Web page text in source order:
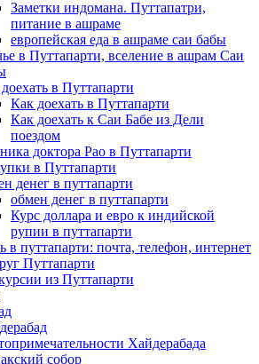
Заметки индомана. Путтапатри,
питание в ашраме
европейская еда в ашраме саи бабы
в Путтапарти, вселение в ашрам Саи
в Путтапарти
Как доехать в Путтапарти
Как доехать к Саи Бабе из Дели
поездом
доктора Рао в Путтапарти
в Путтапарти
денег в путтапарти
обмен денег в путтапарти
Курс доллара и евро к индийской
рупии в путтапарти
в путтапарти: почта, телефон, интернет
Путтапарти
из Путтапарти
Хайдерабада
собор